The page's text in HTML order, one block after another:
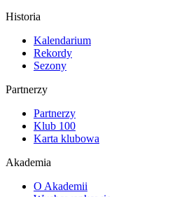
Historia
Kalendarium
Rekordy
Sezony
Partnerzy
Partnerzy
Klub 100
Karta klubowa
Akademia
O Akademii